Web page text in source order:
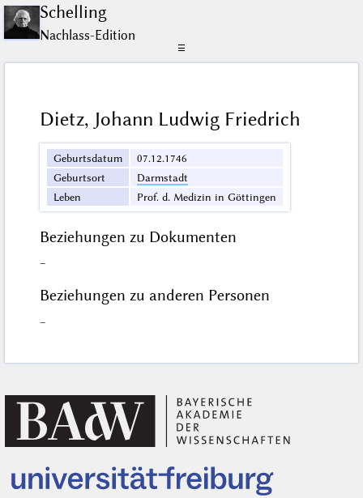
Schelling
Nachlass-Edition
☰
Dietz, Johann Ludwig Friedrich
Geburtsdatum
07.12.1746
Geburtsort
Darmstadt
Leben
Prof. d. Medizin in Göttingen
Beziehungen zu Dokumenten
–
Beziehungen zu anderen Personen
–